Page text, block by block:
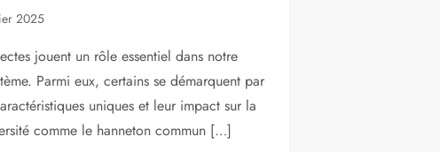
2025
jouent un rôle essentiel dans notre
Parmi eux, certains se démarquent par
uniques et leur impact sur la
comme le hanneton commun […]